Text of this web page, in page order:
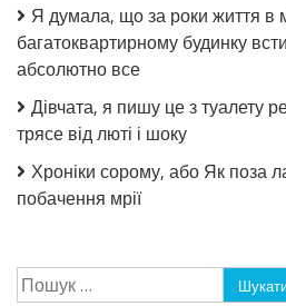
Я думала, що за роки життя в
багатоквартирному будинку
абсолютно все
Дівчата, я пишу це з туалету
трясе від люті і шоку
Хроніки сорому, або Як поза
побачення мрії
Пошук: